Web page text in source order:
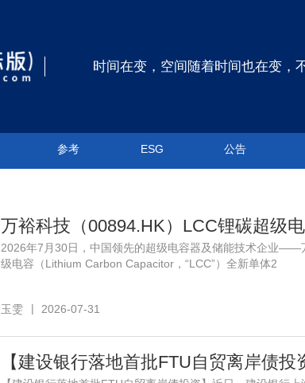
时间在变，空间随着时间也在变，
参考 ESG 公告
2026年7月30日，中国领先的超级电容器及储能技术企业——
级电容（Lithium Carbon Capacitor，“LCC”）全新单体2
玉雯 2026-07-31
【建设银行落地首批FTU自贸离岸债投